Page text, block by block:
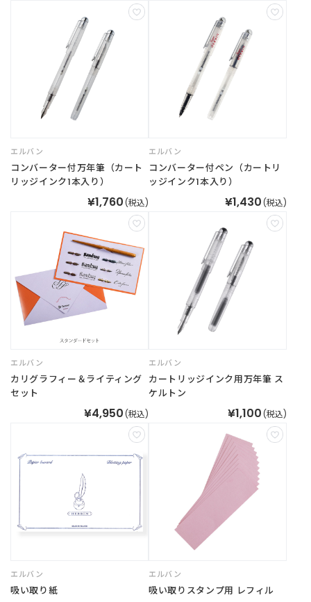
エルバン
コンバーター付万年筆（カート
リッジインク1本入り）
¥1,760 (税込)
エルバン
コンバーター付ペン（カートリ
ッジインク1本入り）
¥1,430 (税込)
エルバン
カリグラフィー＆ライティング
セット
¥4,950 (税込)
エルバン
カートリッジインク用万年筆 ス
ケルトン
¥1,100 (税込)
エルバン
吸い取り紙
エルバン
吸い取りスタンプ用 レフィル